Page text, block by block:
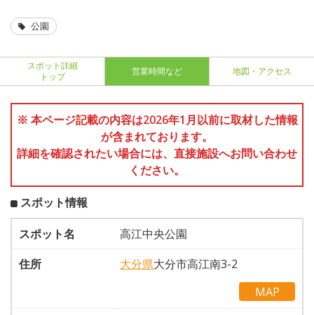
公園
スポット詳細
トップ
営業時間など 地図・アクセス
※ 本ページ記載の内容は2026年1月以前に取材した情報
が含まれております。
詳細を確認されたい場合には、直接施設へお問い合わせ
ください。
スポット情報
スポット名
高江中央公園
住所
大分県大分市高江南3-2
MAP